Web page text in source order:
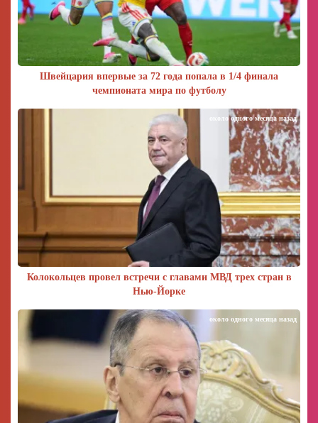
Швейцария впервые за 72 года попала в 1/4 финала
чемпионата мира по футболу
Колокольцев провел встречи с главами МВД трех стран в
Нью-Йорке
около одного месяца назад
около одного месяца назад